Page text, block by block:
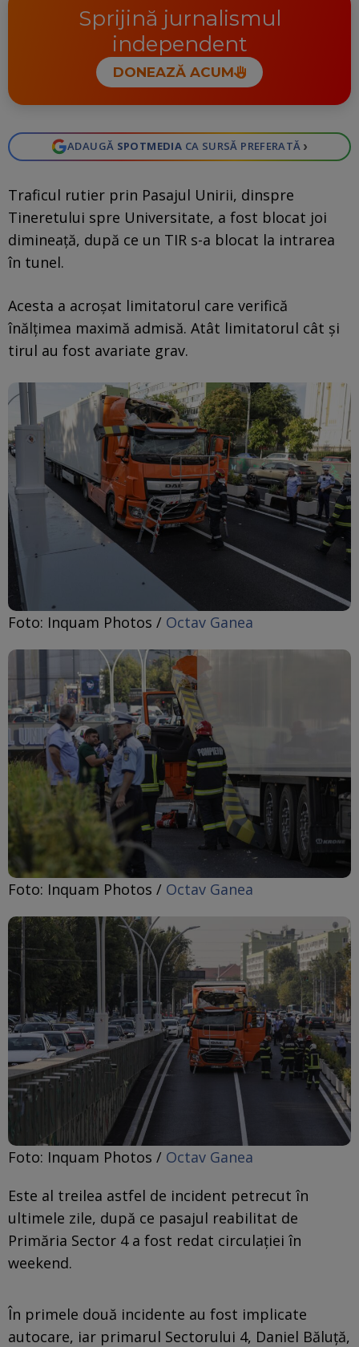
Sprijină jurnalismul
independent
DONEAZĂ ACUM
ADAUGĂ SPOTMEDIA CA SURSĂ PREFERATĂ ›
Traficul rutier prin Pasajul Unirii, dinspre
Tineretului spre Universitate, a fost blocat joi
dimineață, după ce un TIR s-a blocat la intrarea
în tunel.
Acesta a acroșat limitatorul care verifică
înălțimea maximă admisă. Atât limitatorul cât și
tirul au fost avariate grav.
Foto: Inquam Photos / Octav Ganea
Foto: Inquam Photos / Octav Ganea
Foto: Inquam Photos / Octav Ganea
Este al treilea astfel de incident petrecut în
ultimele zile, după ce pasajul reabilitat de
Primăria Sector 4 a fost redat circulației în
weekend.
În primele două incidente au fost implicate
autocare, iar primarul Sectorului 4, Daniel Băluță,